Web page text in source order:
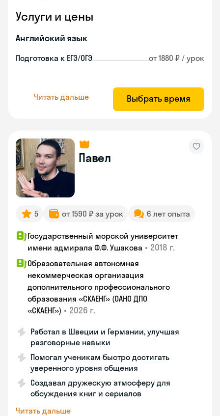
Услуги и цены
Английский язык
Подготовка к ЕГЭ/ОГЭ от 1880 ₽ / урок
Читать дальше Выбрать время
Павел
5 от 1590 ₽ за урок 6 лет опыта
Государственный морской университет
имени адмирала Ф.Ф. Ушакова • 2018 г.
Образовательная автономная
некоммерческая организация
дополнительного профессионального
образования «СКАЕНГ» (ОАНО ДПО
«СКАЕНГ») • 2026 г.
Работал в Швеции и Германии, улучшая
разговорные навыки
Помогал ученикам быстро достигать
уверенного уровня общения
Создавал дружескую атмосферу для
обсуждения книг и сериалов
Читать дальше